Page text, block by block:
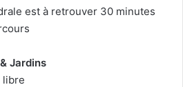
est à retrouver 30 minutes
Jardins
libre